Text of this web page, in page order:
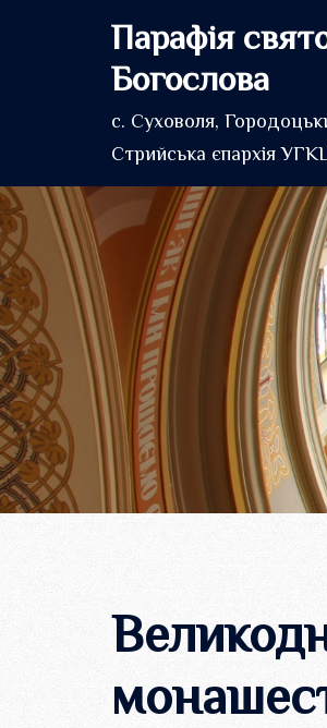
Парафія
Богослова
с. Суховоля,
Стрийська єпархія